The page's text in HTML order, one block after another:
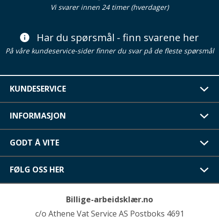
Vi svarer innen 24 timer (hverdager)
Har du spørsmål - finn svarene her
På våre kundeservice-sider finner du svar på de fleste spørsmål
KUNDESERVICE
INFORMASJON
GODT Å VITE
FØLG OSS HER
Billige-arbeidsklær.no
c/o Athene Vat Service AS Postboks 4691